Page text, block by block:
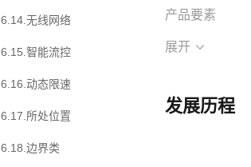
6.14 无线网络
6.15 智能流控
6.16 动态限速
6.17 所处位置
6.18 边界类
产品要素
展开
发展历程